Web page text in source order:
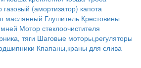
газовый (амортизатор) капота
маслянный Глушитель Крестовины
Мотор стеклоочистителя
тяги Шаговые моторы,регуляторы
Кпапаны,краны для слива